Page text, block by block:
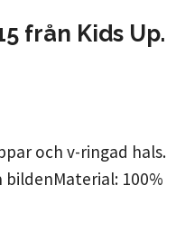
från Kids Up.
och v-ringad hals.
100%